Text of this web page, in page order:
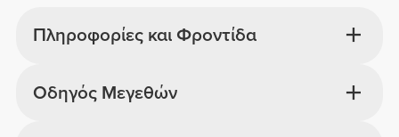
Πληροφορίες και Φροντίδα
Οδηγός Μεγεθών